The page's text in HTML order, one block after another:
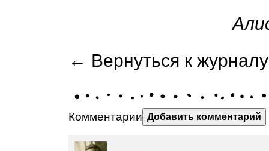
← Вернуться к
Комментарии Добавить комментарий